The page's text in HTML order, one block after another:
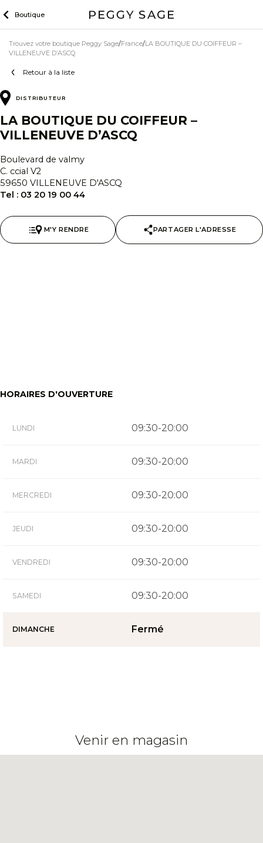
to
Boutique
Retour à la liste
Trouvez votre boutique Peggy Sage France LA BOUTIQUE DU COIFFEUR –
VILLENEUVE D’ASCQ
DISTRIBUTEUR
LA BOUTIQUE DU COIFFEUR –
VILLENEUVE D’ASCQ
Boulevard de valmy
C. ccial V2
59650 VILLENEUVE D'ASCQ
Tel : 03 20 19 00 44
M'Y RENDRE PARTAGER L'ADRESSE
HORAIRES D'OUVERTURE
LUNDI 09:30-20:00
MARDI 09:30-20:00
MERCREDI 09:30-20:00
JEUDI 09:30-20:00
VENDREDI 09:30-20:00
SAMEDI 09:30-20:00
DIMANCHE Fermé
Venir en magasin